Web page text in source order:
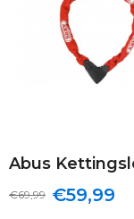
€59,99
€69,99